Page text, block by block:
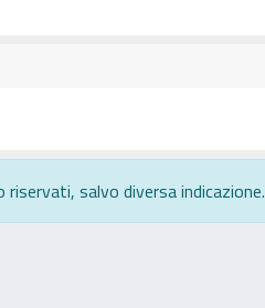
salvo diversa indicazione.